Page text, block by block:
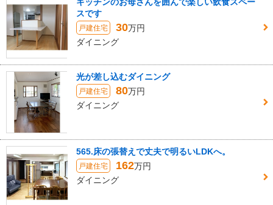
スです
戸建住宅 30万円
ダイニング
光が差し込むダイニング
戸建住宅 80万円
ダイニング
565.床の張替えで丈夫で明るいLDKへ。
戸建住宅 162万円
ダイニング